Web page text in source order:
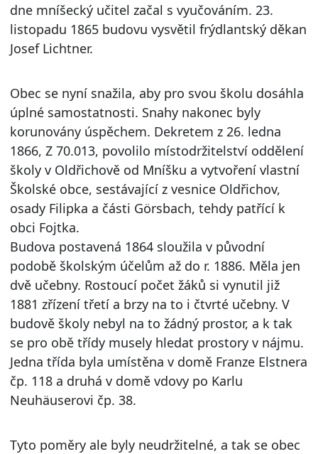
dne mníšecký učitel začal s vyučováním. 23.
listopadu 1865 budovu vysvětil frýdlantský děkan
Josef Lichtner.
Obec se nyní snažila, aby pro svou školu dosáhla
úplné samostatnosti. Snahy nakonec byly
korunovány úspěchem. Dekretem z 26. ledna
1866, Z 70.013, povolilo místodržitelství oddělení
školy v Oldřichově od Mníšku a vytvoření vlastní
Školské obce, sestávající z vesnice Oldřichov,
osady Filipka a části Görsbach, tehdy patřící k
obci Fojtka.
Budova postavená 1864 sloužila v původní
podobě školským účelům až do r. 1886. Měla jen
dvě učebny. Rostoucí počet žáků si vynutil již
1881 zřízení třetí a brzy na to i čtvrté učebny. V
budově školy nebyl na to žádný prostor, a k tak
se pro obě třídy musely hledat prostory v nájmu.
Jedna třída byla umístěna v domě Franze Elstnera
čp. 118 a druhá v domě vdovy po Karlu
Neuhäuserovi čp. 38.
Tyto poměry ale byly neudržitelné, a tak se obec